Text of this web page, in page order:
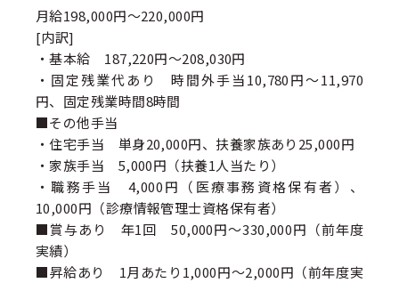
月給198,000円～220,000円
[内訳]
・基本給 187,220円～208,030円
・固定残業代あり 時間外手当10,780円～11,970
円、固定残業時間8時間
■その他手当
・住宅手当 単身20,000円、扶養家族あり25,000円
・家族手当 5,000円（扶養1人当たり）
・職務手当 4,000円（医療事務資格保有者）、
10,000円（診療情報管理士資格保有者）
■賞与あり 年1回 50,000円～330,000円（前年度
実績）
■昇給あり 1月あたり1,000円～2,000円（前年度実